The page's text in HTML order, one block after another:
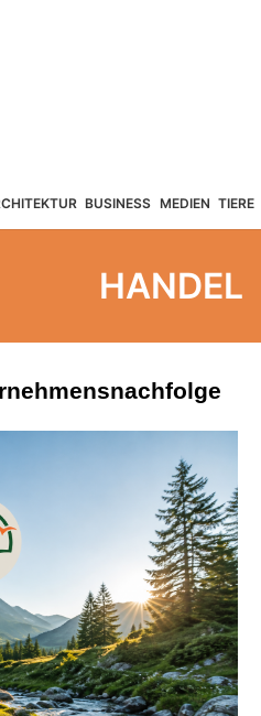
BUSINESS MEDIEN TIERE
HANDEL